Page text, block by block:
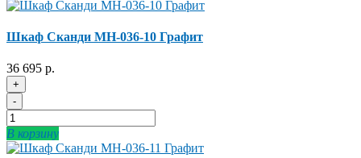
Шкаф Сканди МН-036-10 Графит
36 695 р.
+
-
В корзину